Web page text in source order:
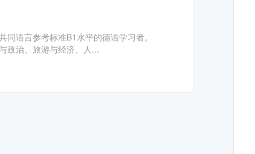
语言参考标准B1水平的德语学习者。
政治、旅游与经济、人...